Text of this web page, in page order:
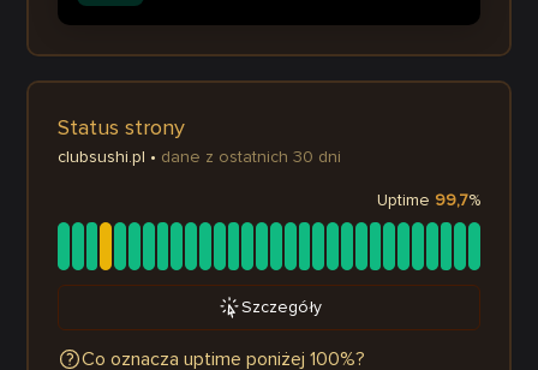
Status strony
clubsushi.pl • dane z ostatnich 30 dni
Uptime 99,7%
Szczegóły
Co oznacza uptime poniżej 100%?